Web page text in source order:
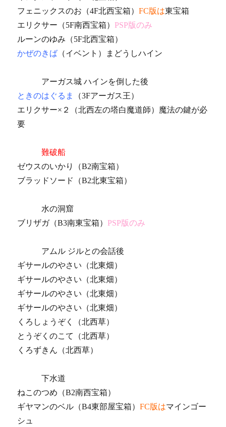
フェニックスのお（4F北西宝箱）FC版は東宝箱
エリクサー（5F南西宝箱）PSP版のみ
ルーンのゆみ（5F北西宝箱）
かぜのきば （イベント）まどうしハイン
アーガス城 ハインを倒した後
ときのはぐるま
（3Fアーガス王）
エリクサー×２（北西左の塔白魔道師）魔法の鍵が必
要
難破船
ゼウスのいかり（B2南宝箱）
ブラッドソード（B2北東宝箱）
水の洞窟
ブリザガ（B3南東宝箱）PSP版のみ
アムル ジルとの会話後
ギサールのやさい（北東畑）
ギサールのやさい（北東畑）
ギサールのやさい（北東畑）
ギサールのやさい（北東畑）
くろしょうぞく（北西草）
とうぞくのこて（北西草）
くろずきん（北西草）
下水道
ねこのつめ（B2南西宝箱）
ギヤマンのベル（B4東部屋宝箱）FC版はマインゴー
シュ